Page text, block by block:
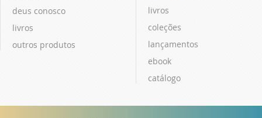
deus conosco
livros
outros produtos
livros
coleções
lançamentos
ebook
catálogo